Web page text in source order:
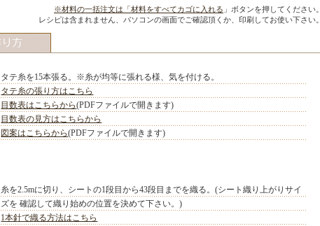
※材料の一括注文は「材料をすべてカゴに入れる 」ボタンを押してください。
レシピは含まれません、パソコンの画面でご確認頂くか、印刷してお使い下さい。
タテ糸を15本張る。※糸が均等に張れる様、気を付ける。
タテ糸の張り方はこちら
目数表はこちらから(PDFファイルで開きます)
目数表の見方はこちらから
図案はこちらから(PDFファイルで開きます)
糸を2.5mに切り、シートの1段目から43段目までを織る。(シート織り上がりサイ
ズを 確認して織り始めの位置を決めて下さい。)
1本針で織る方法はこちら